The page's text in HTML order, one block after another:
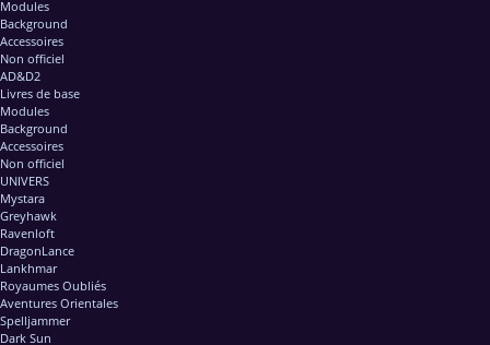
Modules
Background
Accessoires
Non officiel
AD&D2
Livres de base
Modules
Background
Accessoires
Non officiel
UNIVERS
Mystara
Greyhawk
Ravenloft
DragonLance
Lankhmar
Royaumes Oubliés
Aventures Orientales
Spelljammer
Dark Sun